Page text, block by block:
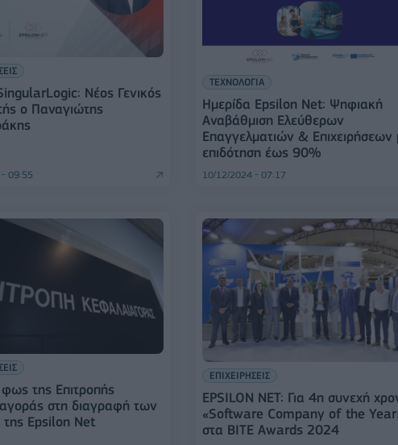
Νέος Γενικός
ο Παναγιώτης
09:55
ΤΕΧΝΟΛΟΓΙΑ
Ημερίδα Epsilon Net: Ψηφιακή
Αναβάθμιση Ελεύθερων
Επαγγελματιών & Επιχειρήσεων
επιδότηση έως 90%
10/12/2024 - 07:17
της Επιτροπής
στη διαγραφή των
της Epsilon Net
ΕΠΙΧΕΙΡΗΣΕΙΣ
EPSILON NET: Για 4η συνεχή
«Software Company of the
στα BITE Awards 2024